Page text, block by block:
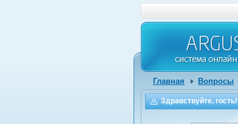
Главная Вопросы
Здравствуйте, гость!